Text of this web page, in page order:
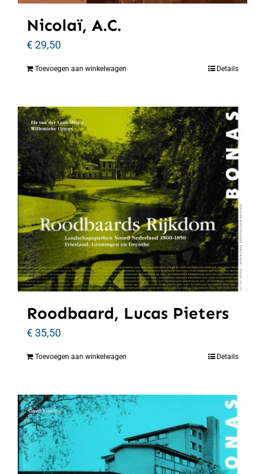
Nicolaï, A.C.
€29,50
Toevoegen aan winkelwagen Details
Roodbaard, Lucas Pieters
€35,50
Toevoegen aan winkelwagen Details